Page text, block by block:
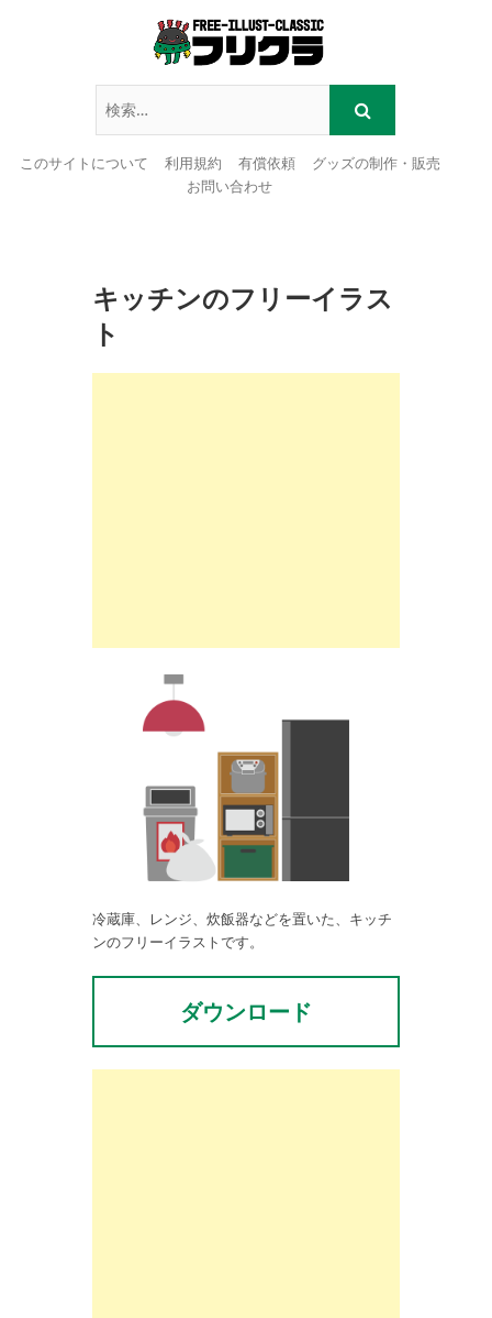
このサイトについて 利用規約 有償依頼
グッズの制作・販売
お問い合わせ
キッチンのフリーイラス
ト
冷蔵庫、レンジ、炊飯器などを置いた、キッチ
ンのフリーイラストです。
ダウンロード